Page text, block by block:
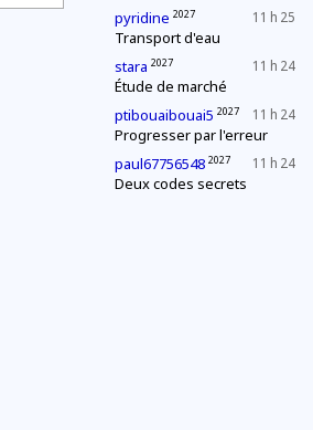
11 h 25
pyridine 2027
Transport d'eau
11 h 24
stara 2027
Étude de marché
11 h 24
ptibouaibouai5 2027
Progresser par l'erreur
11 h 24
paul67756548 2027
Deux codes secrets